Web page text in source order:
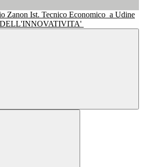
Ist. Tecnico Economico a Udine